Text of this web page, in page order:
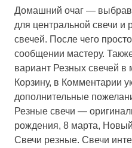
Домашний очаг —
для центральной свечи и
свечей. После чего
сообщении мастеру.
вариант Резных свечей в
Корзину, в Комментарии
дополнительные
Резные свечи —
рождения, 8 марта,
Свечи резные. Свечи